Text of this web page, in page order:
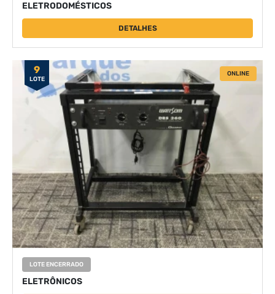
ELETRODOMÉSTICOS
DETALHES
9
LOTE
ONLINE
LOTE ENCERRADO
ELETRÔNICOS